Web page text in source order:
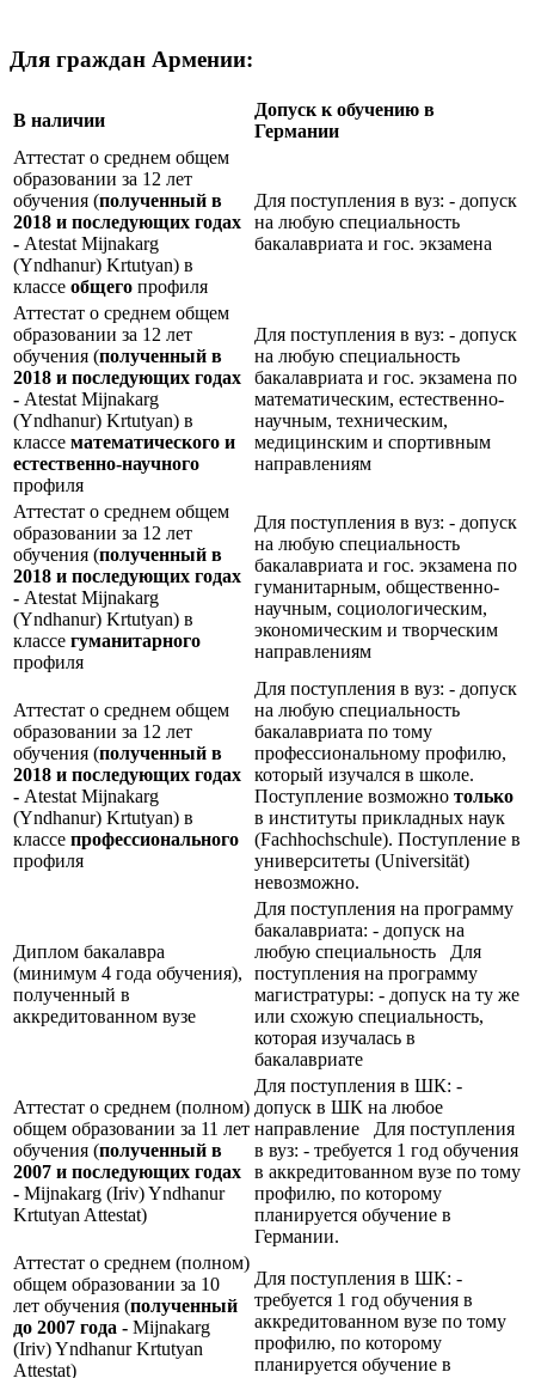
Для граждан Армении:
В наличии
Допуск к обучению в
Германии
Аттестат о среднем общем
образовании за 12 лет
обучения (полученный в
2018 и последующих годах
- Atestat Mijnakarg
(Yndhanur) Krtutyan) в
классе общего профиля
Для поступления в вуз: - допуск
на любую специальность
бакалавриата и гос. экзамена
Аттестат о среднем общем
образовании за 12 лет
обучения (полученный в
2018 и последующих годах
- Atestat Mijnakarg
(Yndhanur) Krtutyan) в
классе математического и
естественно-научного
профиля
Для поступления в вуз: - допуск
на любую специальность
бакалавриата и гос. экзамена по
математическим, естественно-
научным, техническим,
медицинским и спортивным
направлениям
Аттестат о среднем общем
образовании за 12 лет
обучения (полученный в
2018 и последующих годах
- Atestat Mijnakarg
(Yndhanur) Krtutyan) в
классе гуманитарного
профиля
Для поступления в вуз: - допуск
на любую специальность
бакалавриата и гос. экзамена по
гуманитарным, общественно-
научным, социологическим,
экономическим и творческим
направлениям
Аттестат о среднем общем
образовании за 12 лет
обучения (полученный в
2018 и последующих годах
- Atestat Mijnakarg
(Yndhanur) Krtutyan) в
классе профессионального
профиля
Для поступления в вуз: - допуск
на любую специальность
бакалавриата по тому
профессиональному профилю,
который изучался в школе.
Поступление возможно только
в институты прикладных наук
(Fachhochschule). Поступление в
университеты (Universität)
невозможно.
Диплом бакалавра
(минимум 4 года обучения),
полученный в
аккредитованном вузе
Для поступления на программу
бакалавриата: - допуск на
любую специальность Для
поступления на программу
магистратуры: - допуск на ту же
или схожую специальность,
которая изучалась в
бакалавриате
Аттестат о среднем (полном)
общем образовании за 11 лет
обучения (полученный в
2007 и последующих годах
- Mijnakarg (Iriv) Yndhanur
Krtutyan Attestat)
Для поступления в ШК: -
допуск в ШК на любое
направление Для поступления
в вуз: - требуется 1 год обучения
в аккредитованном вузе по тому
профилю, по которому
планируется обучение в
Германии.
Аттестат о среднем (полном)
общем образовании за 10
лет обучения (полученный
до 2007 года - Mijnakarg
(Iriv) Yndhanur Krtutyan
Attestat)
Для поступления в ШК: -
требуется 1 год обучения в
аккредитованном вузе по тому
профилю, по которому
планируется обучение в